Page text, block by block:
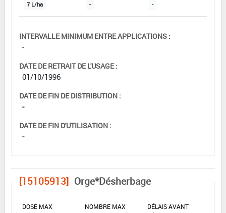
7 L/ha - -
INTERVALLE MINIMUM ENTRE APPLICATIONS :
-
DATE DE RETRAIT DE L'USAGE :
01/10/1996
DATE DE FIN DE DISTRIBUTION :
-
DATE DE FIN D'UTILISATION :
-
[15105913] Orge*Désherbage
DOSE MAX
NOMBRE MAX
DÉLAIS AVANT